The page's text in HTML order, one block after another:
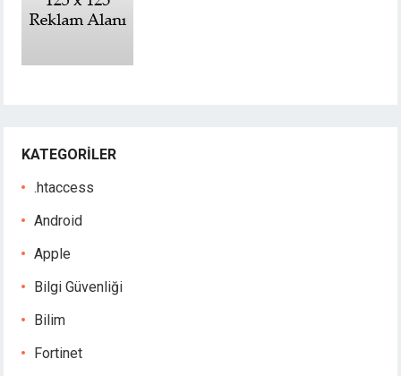
KATEGORILER
.htaccess
Android
Apple
Bilgi Güvenliği
Bilim
Fortinet